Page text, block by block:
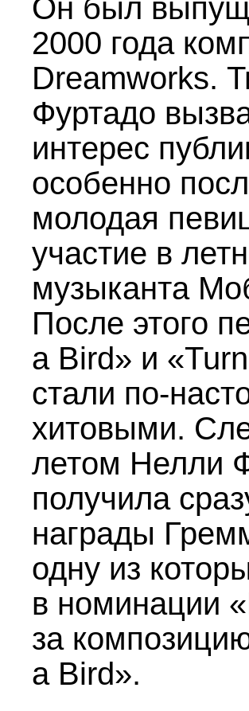
Он был
2000 года
Dreamworks.
Фуртадо
интерес
особенно
молодая
участие в
музыканта
После этого
a Bird» и
стали по-
хитовыми.
летом Нелли
получила
награды
одну из
в номинации
за
a Bird».